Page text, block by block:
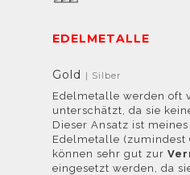
EDELMETALLE
Gold | Silber
Edelmetalle werden oft
unterschätzt, da sie
Dieser Ansatz ist
Edelmetalle (zumindest
können sehr gut zur
eingesetzt werden, da